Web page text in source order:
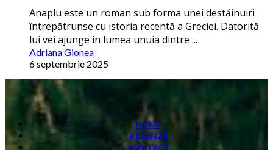
Anaplu este un roman sub forma unei destăinuiri
întrepătrunse cu istoria recentă a Greciei. Datorită
lui vei ajunge în lumea unuia dintre ...
Adriana Gionea
6 septembrie 2025
HOME
RECENZII
CONTACT